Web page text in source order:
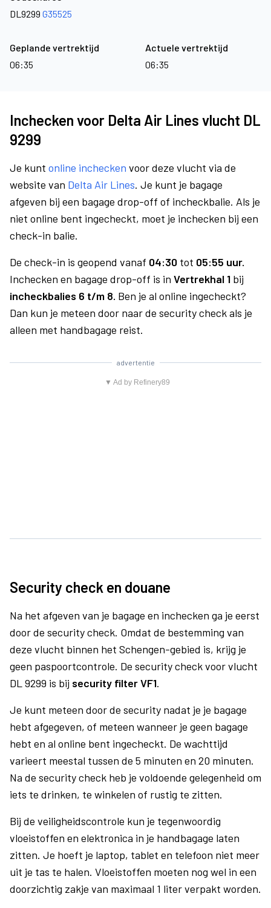
DL9299 G35525
Geplande vertrektijd
06:35
Actuele vertrektijd
06:35
Inchecken voor Delta Air Lines vlucht DL
9299
Je kunt online inchecken voor deze vlucht via de
website van Delta Air Lines. Je kunt je bagage
afgeven bij een bagage drop-off of incheckbalie. Als je
niet online bent ingecheckt, moet je inchecken bij een
check-in balie.
De check-in is geopend vanaf 04:30 tot 05:55 uur.
Inchecken en bagage drop-off is in Vertrekhal 1 bij
incheckbalies 6 t/m 8. Ben je al online ingecheckt?
Dan kun je meteen door naar de security check als je
alleen met handbagage reist.
advertentie
▼ Ad by Refinery89
Security check en douane
Na het afgeven van je bagage en inchecken ga je eerst
door de security check. Omdat de bestemming van
deze vlucht binnen het Schengen-gebied is, krijg je
geen paspoortcontrole. De security check voor vlucht
DL 9299 is bij security filter VF1.
Je kunt meteen door de security nadat je je bagage
hebt afgegeven, of meteen wanneer je geen bagage
hebt en al online bent ingecheckt. De wachttijd
varieert meestal tussen de 5 minuten en 20 minuten.
Na de security check heb je voldoende gelegenheid om
iets te drinken, te winkelen of rustig te zitten.
Bij de veiligheidscontrole kun je tegenwoordig
vloeistoffen en elektronica in je handbagage laten
zitten. Je hoeft je laptop, tablet en telefoon niet meer
uit je tas te halen. Vloeistoffen moeten nog wel in een
doorzichtig zakje van maximaal 1 liter verpakt worden.